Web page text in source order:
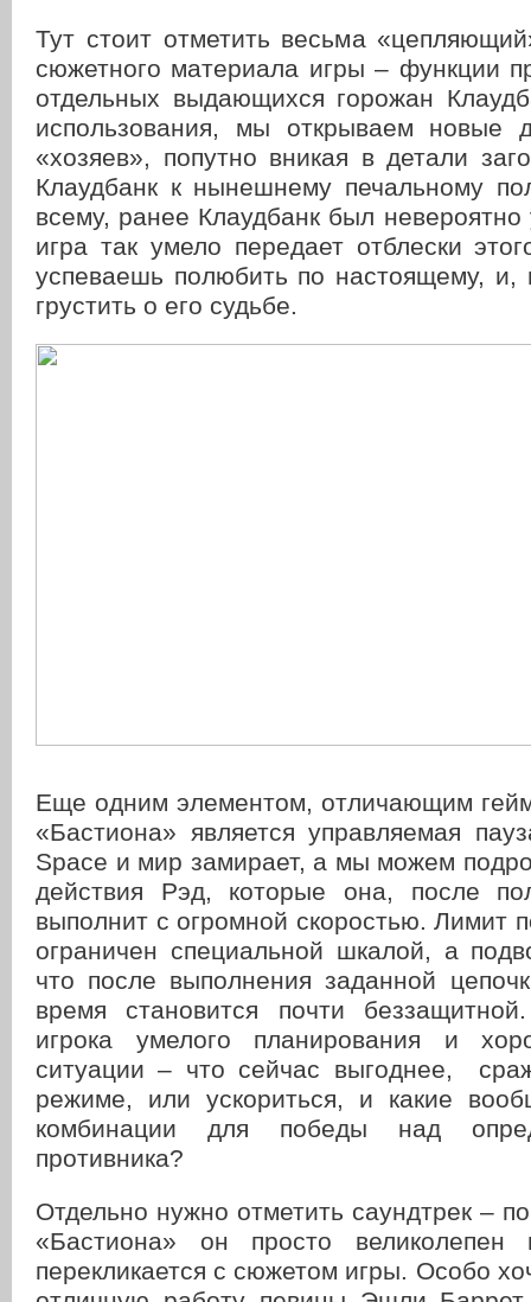
Тут стоит отметить весьма
сюжетного материала игры – функции
отдельных выдающихся горожан
использования, мы открываем новые
«хозяев», попутно вникая в детали
Клаудбанк к нынешнему печальному
всему, ранее Клаудбанк был
игра так умело передает отблески
успеваешь полюбить по настоящему, и,
грустить о его судьбе.
Еще одним элементом, отличающим
«Бастиона» является управляемая
Space и мир замирает, а мы можем
действия Рэд, которые она, после
выполнит с огромной скоростью. Лимит
ограничен специальной шкалой, а
что после выполнения заданной
время становится почти
игрока умелого планирования и
ситуации – что сейчас выгоднее,
режиме, или ускориться, и какие
комбинации для победы над
противника?
Отдельно нужно отметить саундтрек –
«Бастиона» он просто
перекликается с сюжетом игры. Особо